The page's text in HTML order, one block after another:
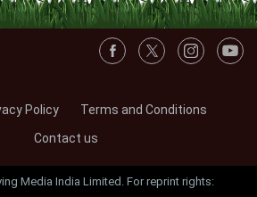
Policy
Terms and Conditions
Contact us
Media India Limited. For reprint rights: